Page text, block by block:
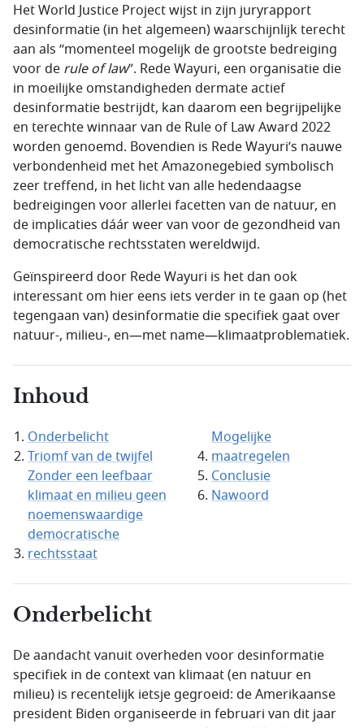
Het World Justice Project wijst in zijn juryrapport
desinformatie (in het algemeen) waarschijnlijk terecht
aan als “momenteel mogelijk de grootste bedreiging
voor de rule of law”. Rede Wayuri, een organisatie die
in moeilijke omstandigheden dermate actief
desinformatie bestrijdt, kan daarom een begrijpelijke
en terechte winnaar van de Rule of Law Award 2022
worden genoemd. Bovendien is Rede Wayuri’s nauwe
verbondenheid met het Amazonegebied symbolisch
zeer treffend, in het licht van alle hedendaagse
bedreigingen voor allerlei facetten van de natuur, en
de implicaties dáár weer van voor de gezondheid van
democratische rechtsstaten wereldwijd.
Geïnspireerd door Rede Wayuri is het dan ook
interessant om hier eens iets verder in te gaan op (het
tegengaan van) desinformatie die specifiek gaat over
natuur-, milieu-, en—met name—klimaatproblematiek.
Inhoud
Onderbelicht
Triomf van de twijfel
Zonder een leefbaar
klimaat en milieu geen
noemenswaardige
democratische
rechtsstaat
Mogelijke
maatregelen
Conclusie
Nawoord
Onderbelicht
De aandacht vanuit overheden voor desinformatie
specifiek in de context van klimaat (en natuur en
milieu) is recentelijk ietsje gegroeid: de Amerikaanse
president Biden organiseerde in februari van dit jaar